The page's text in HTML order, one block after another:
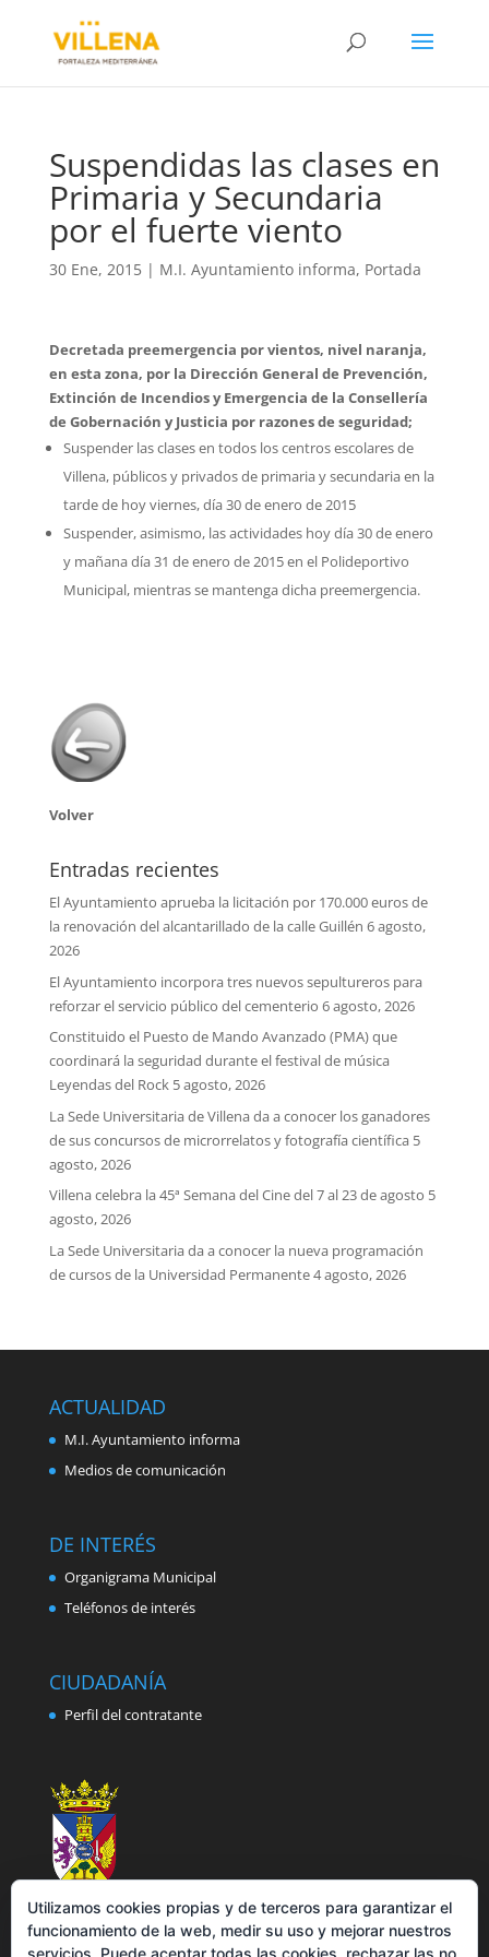
Suspendidas las clases en
Primaria y Secundaria
por el fuerte viento
30 Ene, 2015| M.I. Ayuntamiento informa, Portada
Decretada preemergencia por vientos, nivel naranja,
en esta zona, por la Dirección General de Prevención,
Extinción de Incendios y Emergencia de la Consellería
de Gobernación y Justicia por razones de seguridad;
Suspender las clases en todos los centros escolares de
Villena, públicos y privados de primaria y secundaria en la
tarde de hoy viernes, día 30 de enero de 2015
Suspender, asimismo, las actividades hoy día 30 de enero
y mañana día 31 de enero de 2015 en el Polideportivo
Municipal, mientras se mantenga dicha preemergencia.
Volver
Entradas recientes
El Ayuntamiento aprueba la licitación por 170.000 euros de
la renovación del alcantarillado de la calle Guillén 6 agosto,
2026
El Ayuntamiento incorpora tres nuevos sepultureros para
reforzar el servicio público del cementerio 6 agosto, 2026
Constituido el Puesto de Mando Avanzado (PMA) que
coordinará la seguridad durante el festival de música
Leyendas del Rock 5 agosto, 2026
La Sede Universitaria de Villena da a conocer los ganadores
de sus concursos de microrrelatos y fotografía científica 5
agosto, 2026
Villena celebra la 45ª Semana del Cine del 7 al 23 de agosto 5
agosto, 2026
La Sede Universitaria da a conocer la nueva programación
de cursos de la Universidad Permanente4 agosto, 2026
ACTUALIDAD
M.I. Ayuntamiento informa
Medios de comunicación
DE INTERÉS
Organigrama Municipal
Teléfonos de interés
CIUDADANÍA
Perfil del contratante
Utilizamos cookies propias y de terceros para garantizar el
funcionamiento de la web, medir su uso y mejorar nuestros
servicios. Puede aceptar todas las cookies, rechazar las no